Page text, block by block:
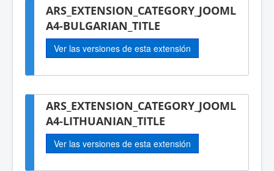
ARS_EXTENSION_CATEGORY_JOOML
A4-BULGARIAN_TITLE
Ver las versiones de esta extensión
ARS_EXTENSION_CATEGORY_JOOML
A4-LITHUANIAN_TITLE
Ver las versiones de esta extensión